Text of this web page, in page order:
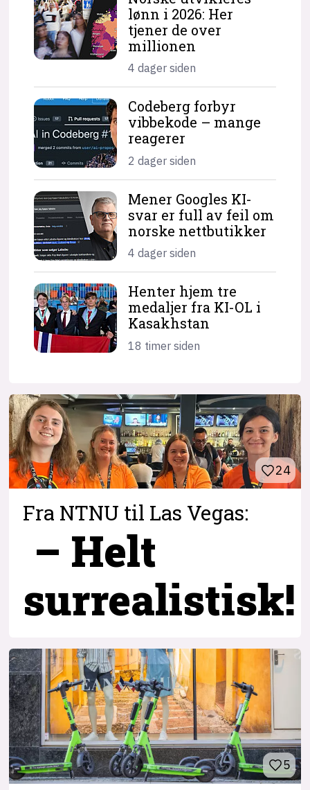
lønn i 2026: Her
tjener de over
millionen
4 dager siden
Codeberg forbyr
vibbekode – mange
reagerer
2 dager siden
Mener Googles KI-
svar er full av feil om
norske nettbutikker
4 dager siden
Henter hjem tre
medaljer fra KI-OL i
Kasakhstan
18 timer siden
24
Fra NTNU til Las Vegas:
– Helt
surrealistisk!
5